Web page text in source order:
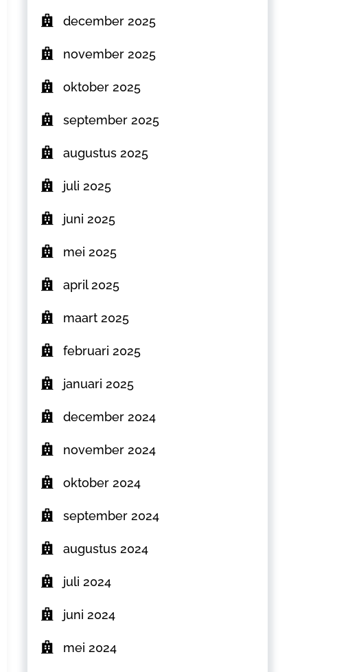
december 2025
november 2025
oktober 2025
september 2025
augustus 2025
juli 2025
juni 2025
mei 2025
april 2025
maart 2025
februari 2025
januari 2025
december 2024
november 2024
oktober 2024
september 2024
augustus 2024
juli 2024
juni 2024
mei 2024